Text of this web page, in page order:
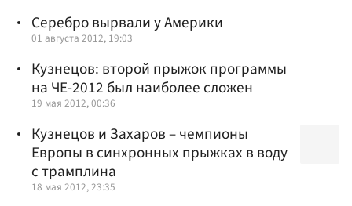
Серебро вырвали у Америки
01 августа 2012, 19:03
Кузнецов: второй прыжок программы
на ЧЕ-2012 был наиболее сложен
19 мая 2012, 00:36
Кузнецов и Захаров – чемпионы
Европы в синхронных прыжках в воду
с трамплина
18 мая 2012, 23:35